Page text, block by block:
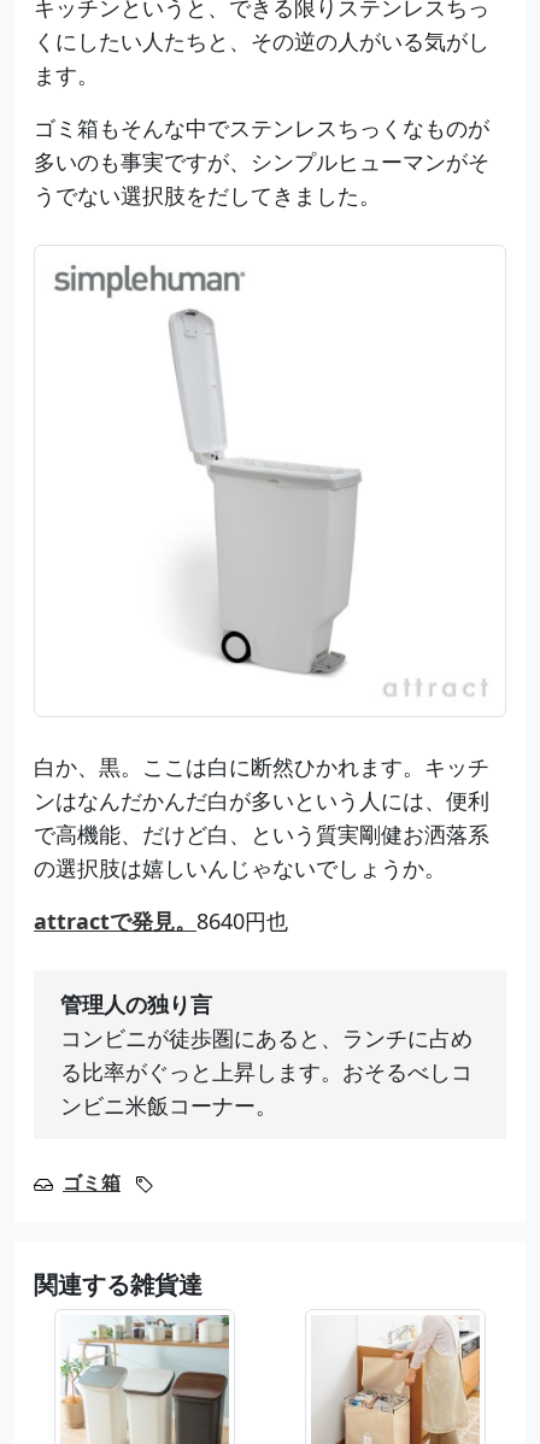
キッチンというと、できる限りステンレスちっ
くにしたい人たちと、その逆の人がいる気がし
ます。
ゴミ箱もそんな中でステンレスちっくなものが
多いのも事実ですが、シンプルヒューマンがそ
うでない選択肢をだしてきました。
白か、黒。ここは白に断然ひかれます。キッチ
ンはなんだかんだ白が多いという人には、便利
で高機能、だけど白、という質実剛健お洒落系
の選択肢は嬉しいんじゃないでしょうか。
attractで発見。 8640円也
管理人の独り言
コンビニが徒歩圏にあると、ランチに占め
る比率がぐっと上昇します。おそるべしコ
ンビニ米飯コーナー。
ゴミ箱
関連する雑貨達